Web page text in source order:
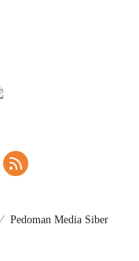
Pedoman Media Siber